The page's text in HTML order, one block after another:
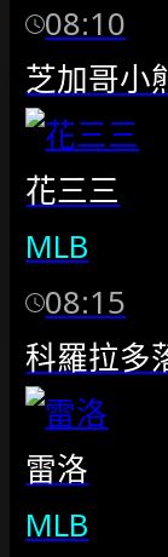
08:10
芝加哥小
花三三
MLB
08:15
科羅拉多
雷洛
MLB